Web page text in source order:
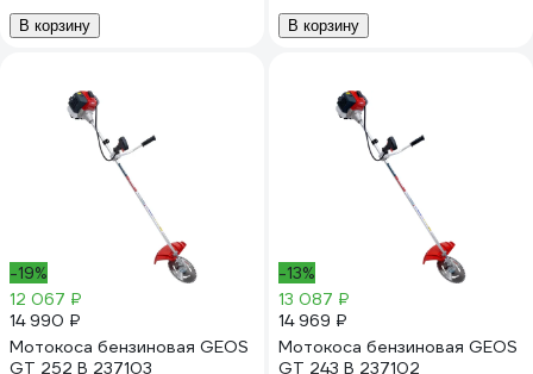
В корзину В корзину
-19%
12 067 ₽
14 990 ₽
Мотокоса бензиновая GEOS
GT 252 B 237103
-13%
13 087 ₽
14 969 ₽
Мотокоса бензиновая GEOS
GT 243 B 237102